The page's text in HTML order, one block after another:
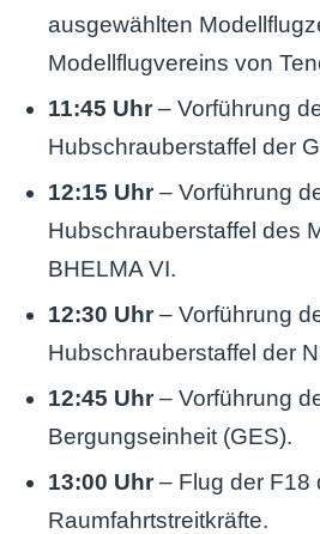
ausgewählten
Modellflugvereins von
11:45 Uhr– Vorführung
Hubschrauberstaffel der
12:15 Uhr– Vorführung
Hubschrauberstaffel des
BHELMA VI.
12:30 Uhr– Vorführung
Hubschrauberstaffel der
12:45 Uhr– Vorführung
Bergungseinheit (GES).
13:00 Uhr– Flug der F18
Raumfahrtstreitkräfte.